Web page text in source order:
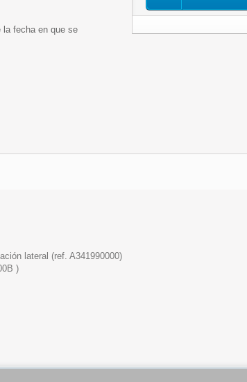
la fecha en que se
lateral (ref. A341990000)
)